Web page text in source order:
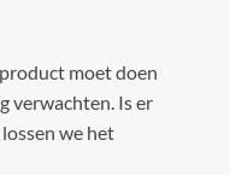
moet doen
verwachten. Is er
we het